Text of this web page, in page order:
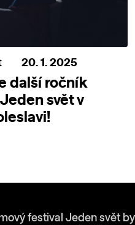
20. 1. 2025
další ročník
svět v
festival Jeden svět